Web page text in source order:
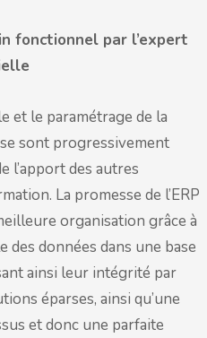
fonctionnel par l’expert
et le paramétrage de la
sont progressivement
l’apport des autres
La promesse de l’ERP
organisation grâce à
des données dans une base
ainsi leur intégrité par
éparses, ainsi qu’une
et donc une parfaite